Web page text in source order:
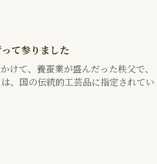
て参りました
けて、養蚕業が盛んだった秩父で、
、国の伝統的工芸品に指定されてい